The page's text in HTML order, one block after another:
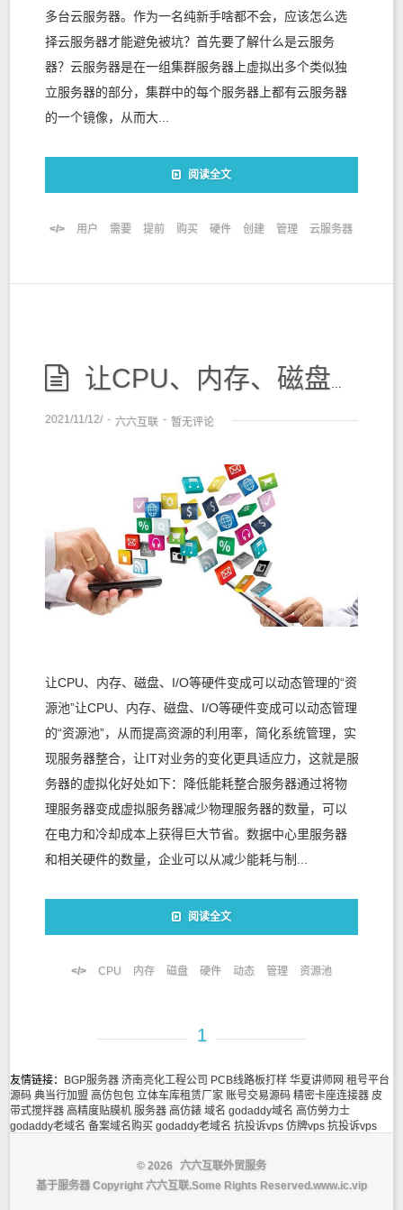
多台云服务器。作为一名纯新手啥都不会，应该怎么选
择云服务器才能避免被坑？首先要了解什么是云服务
器？云服务器是在一组集群服务器上虚拟出多个类似独
立服务器的部分，集群中的每个服务器上都有云服务器
的一个镜像，从而大...
阅读全文
用户 需要 提前 购买 硬件 创建 管理 云服务器
让CPU、内存、磁盘、I/O等硬件变成可以动态管理的“资源池”
2021/11/12/ - 六六互联 - 暂无评论
让CPU、内存、磁盘、I/O等硬件变成可以动态管理的“资
源池”让CPU、内存、磁盘、I/O等硬件变成可以动态管理
的“资源池”，从而提高资源的利用率，简化系统管理，实
现服务器整合，让IT对业务的变化更具适应力，这就是服
务器的虚拟化好处如下：降低能耗整合服务器通过将物
理服务器变成虚拟服务器减少物理服务器的数量，可以
在电力和冷却成本上获得巨大节省。数据中心里服务器
和相关硬件的数量，企业可以从减少能耗与制...
阅读全文
CPU 内存 磁盘 硬件 动态 管理 资源池
1
友情链接： BGP服务器 济南亮化工程公司 PCB线路板打样 华夏讲师网 租号平台
源码 典当行加盟 高仿包包 立体车库租赁厂家 账号交易源码 精密卡座连接器 皮
带式搅拌器 高精度贴膜机 服务器 高仿錶 域名 godaddy域名 高仿勞力士
godaddy老域名 备案域名购买 godaddy老域名 抗投诉vps 仿牌vps 抗投诉vps
© 2026 六六互联外贸服务
基于服务器 Copyright 六六互联.Some Rights Reserved.www.ic.vip